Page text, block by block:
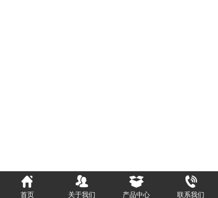
首页 关于我们 产品中心 联系我们